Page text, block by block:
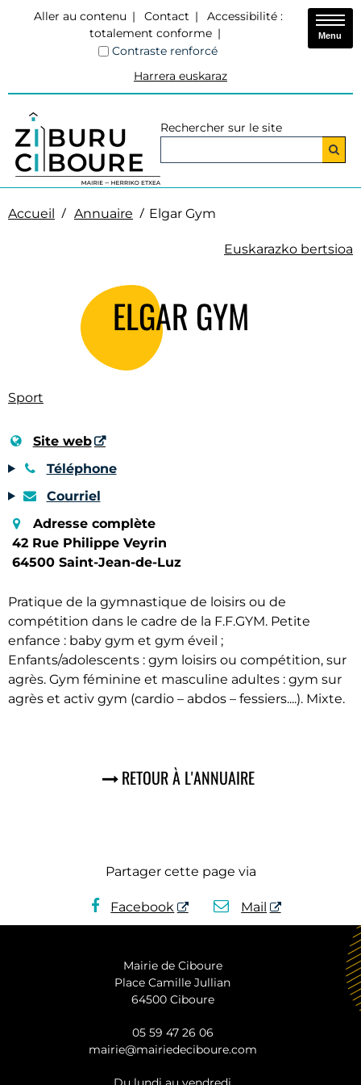
Aller au contenu Contact
Accessibilité :
totalement conforme
Contraste renforcé
Harrera euskaraz
Rechercher sur le site
Menu
Accueil Annuaire Elgar Gym
Euskarazko bertsioa
ELGAR GYM
Sport
Site web
Téléphone
Courriel
Adresse complète
42 Rue Philippe Veyrin
64500 Saint-Jean-de-Luz
Pratique de la gymnastique de loisirs ou de
compétition dans le cadre de la F.F.GYM. Petite
enfance : baby gym et gym éveil ;
Enfants/adolescents : gym loisirs ou compétition, sur
agrès. Gym féminine et masculine adultes : gym sur
agrès et activ gym (cardio – abdos – fessiers....). Mixte.
RETOUR À L'ANNUAIRE
Partager cette page via
Facebook Mail
Mairie de Ciboure
Place Camille Jullian
64500 Ciboure
05 59 47 26 06
mairie@mairiedeciboure.com